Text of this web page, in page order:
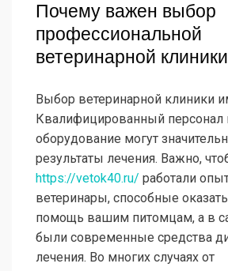
Почему важен выбор
профессиональной
ветеринарной клиники
Выбор ветеринарной клиники
Квалифицированный персонал
оборудование могут
результаты лечения. Важно,
https://vetok40.ru/ работали
ветеринары, способные
помощь вашим питомцам, а в
были современные средства
лечения. Во многих случаях от